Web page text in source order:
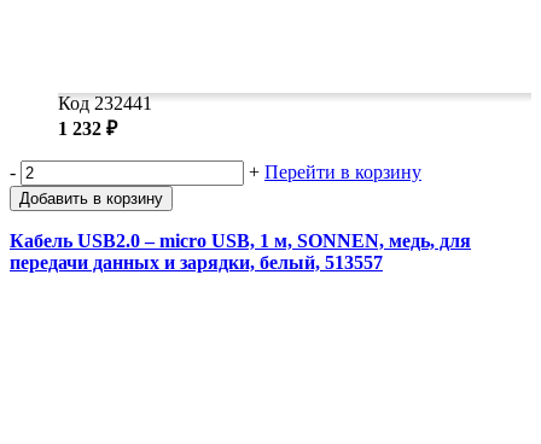
Код 232441
1 232 ₽
- + Перейти в корзину
Добавить в корзину
Кабель USB2.0 – micro USB, 1 м, SONNEN, медь, для
передачи данных и зарядки, белый, 513557